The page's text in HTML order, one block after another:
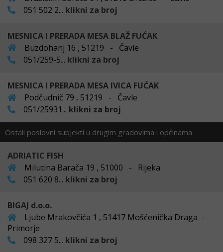
051 502 2... klikni za broj
MESNICA I PRERADA MESA BLAŽ FUĆAK
Buzdohanj 16 , 51219 - Čavle
051/259-5... klikni za broj
MESNICA I PRERADA MESA IVICA FUĆAK
Podčudnič 79 , 51219 - Čavle
051/25931... klikni za broj
Ostali poslovni subjekti u drugim gradovima i općinama
ADRIATIC FISH
Milutina Barača 19 , 51000 - Rijeka
051 620 8... klikni za broj
BIGAJ d.o.o.
Ljube Mrakovčića 1 , 51417 Mošćenička Draga -
Primorje
098 327 5... klikni za broj